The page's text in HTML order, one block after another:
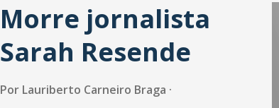
Morre jornalista
Sarah Resende
Por Lauriberto Carneiro Braga